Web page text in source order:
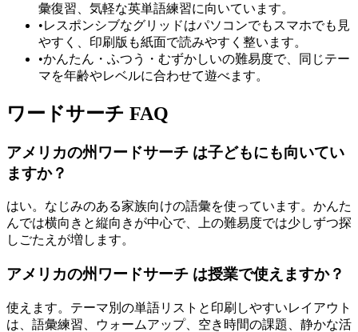
彙復習、気軽な英単語練習に向いています。
•レスポンシブなグリッドはパソコンでもスマホでも見
やすく、印刷版も紙面で読みやすく整います。
•かんたん・ふつう・むずかしいの難易度で、同じテー
マを年齢やレベルに合わせて遊べます。
ワードサーチ FAQ
アメリカの州ワードサーチ は子どもにも向いてい
ますか？
はい。なじみのある家族向けの語彙を使っています。かんた
んでは横向きと縦向きが中心で、上の難易度では少しずつ探
しごたえが増します。
アメリカの州ワードサーチ は授業で使えますか？
使えます。テーマ別の単語リストと印刷しやすいレイアウト
は、語彙練習、ウォームアップ、空き時間の課題、静かな活